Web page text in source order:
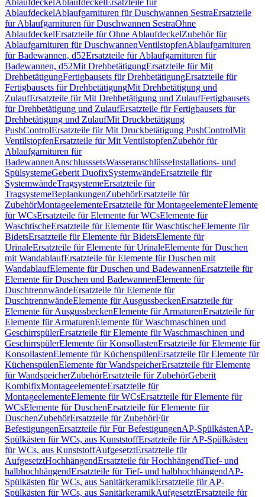
AblaufdeckelAblaufdeckelErsatzteile für
AblaufdeckelAblaufgarnituren für Duschwannen SestraErsatzteile
für Ablaufgarnituren für Duschwannen SestraOhne
AblaufdeckelErsatzteile für Ohne AblaufdeckelZubehör für
Ablaufgarnituren für DuschwannenVentilstopfenAblaufgarnituren
für Badewannen, d52Ersatzteile für Ablaufgarnituren für
Badewannen, d52Mit DrehbetätigungErsatzteile für Mit
DrehbetätigungFertigbausets für DrehbetätigungErsatzteile für
Fertigbausets für DrehbetätigungMit Drehbetätigung und
ZulaufErsatzteile für Mit Drehbetätigung und ZulaufFertigbausets
für Drehbetätigung und ZulaufErsatzteile für Fertigbausets für
Drehbetätigung und ZulaufMit Druckbetätigung
PushControlErsatzteile für Mit Druckbetätigung PushControlMit
VentilstopfenErsatzteile für Mit VentilstopfenZubehör für
Ablaufgarnituren für
BadewannenAnschlusssetsWasseranschlüsseInstallations- und
SpülsystemeGeberit DuofixSystemwändeErsatzteile für
SystemwändeTragsystemeErsatzteile für
TragsystemeBeplankungenZubehörErsatzteile für
ZubehörMontageelementeErsatzteile für MontageelementeElemente
für WCsErsatzteile für Elemente für WCsElemente für
WaschtischeErsatzteile für Elemente für WaschtischeElemente für
BidetsErsatzteile für Elemente für BidetsElemente für
UrinaleErsatzteile für Elemente für UrinaleElemente für Duschen
mit WandablaufErsatzteile für Elemente für Duschen mit
WandablaufElemente für Duschen und BadewannenErsatzteile für
Elemente für Duschen und BadewannenElemente für
DuschtrennwändeErsatzteile für Elemente für
DuschtrennwändeElemente für AusgussbeckenErsatzteile für
Elemente für AusgussbeckenElemente für ArmaturenErsatzteile für
Elemente für ArmaturenElemente für Waschmaschinen und
GeschirrspülerErsatzteile für Elemente für Waschmaschinen und
GeschirrspülerElemente für KonsollastenErsatzteile für Elemente für
KonsollastenElemente für KüchenspülenErsatzteile für Elemente für
KüchenspülenElemente für WandspeicherErsatzteile für Elemente
für WandspeicherZubehörErsatzteile für ZubehörGeberit
KombifixMontageelementeErsatzteile für
MontageelementeElemente für WCsErsatzteile für Elemente für
WCsElemente für DuschenErsatzteile für Elemente für
DuschenZubehörErsatzteile für ZubehörFür
BefestigungenErsatzteile für Für BefestigungenAP-SpülkästenAP-
Spülkästen für WCs, aus KunststoffErsatzteile für AP-Spülkästen
für WCs, aus KunststoffAufgesetztErsatzteile für
AufgesetztHochhängendErsatzteile für HochhängendTief- und
halbhochhängendErsatzteile für Tief- und halbhochhängendAP-
Spülkästen für WCs, aus SanitärkeramikErsatzteile für AP-
Spülkästen für WCs, aus SanitärkeramikAufgesetztErsatzteile für